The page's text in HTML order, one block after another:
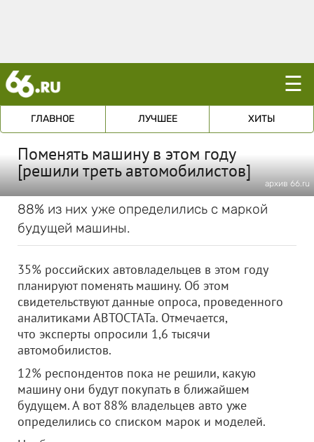
☰
ГЛАВНОЕ ЛУЧШЕЕ ХИТЫ
Поменять машину в этом году
[решили треть автомобилистов]
архив 66.ru
88% из них уже определились с маркой
будущей машины.
35% российских автовладельцев в этом году
планируют поменять машину. Об этом
свидетельствуют данные опроса, проведенного
аналитиками АВТОСТАТа. Отмечается,
что эксперты опросили 1,6 тысячи
автомобилистов.
12% респондентов пока не решили, какую
машину они будут покупать в ближайшем
будущем. А вот 88% владельцев авто уже
определились со списком марок и моделей.